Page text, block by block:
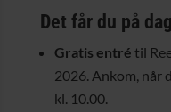
Det får du på
Gratis entré til
2026. Ankom, når
kl. 10.00.